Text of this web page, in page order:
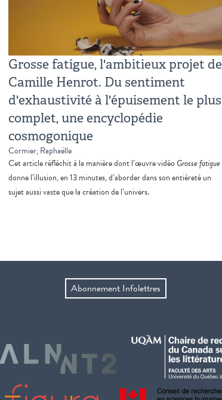
Grosse fatigue, l'ambitieux projet de
Camille Henrot. Du sentiment
d'exhaustivité à l'épuisement le plus
complet, une encyclopédie
cosmogonique
Cormier, Raphaëlle
Cet article réfléchit à la manière dont l’œuvre vidéoGrosse fatigue
donne l’illusion, en 13 minutes, d’aborder dans son entièreté un
sujet aussi vaste que la création de l’univers.
Abonnement Infolettres